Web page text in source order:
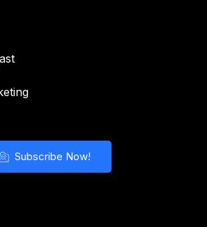
Subscribe Now!